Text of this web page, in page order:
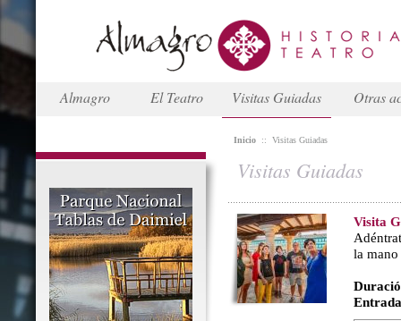
Almagro El Teatro Visitas Guiadas Otras
Inicio :: Visitas Guiadas
Visitas Guiadas
Visita
la